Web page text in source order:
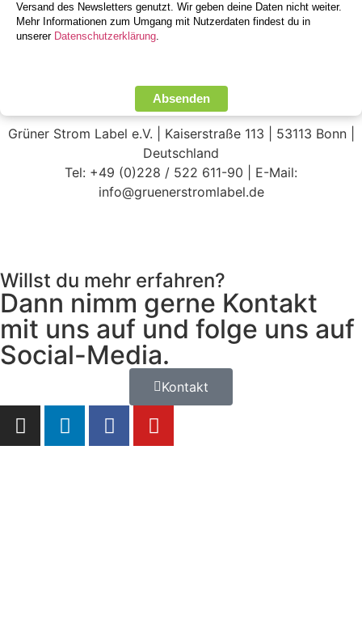
Versand des Newsletters genutzt. Wir geben deine Daten nicht weiter.
Mehr Informationen zum Umgang mit Nutzerdaten findest du in
unserer Datenschutzerklärung.
Absenden
Grüner Strom Label e.V. | Kaiserstraße 113 | 53113 Bonn |
Deutschland
Tel: +49 (0)228 / 522 611-90 | E-Mail:
info@gruenerstromlabel.de
Willst du mehr erfahren?
Dann nimm gerne Kontakt
mit uns auf und folge uns auf
Social-Media.
Kontakt